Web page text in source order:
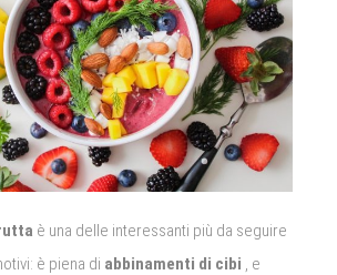
è una delle interessanti più da seguire
è piena di abbinamenti di cibi , e